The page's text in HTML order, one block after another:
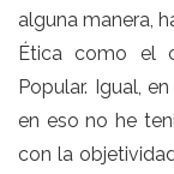
alguna manera,
Ética como el
Popular. Igual,
en eso no he
con la